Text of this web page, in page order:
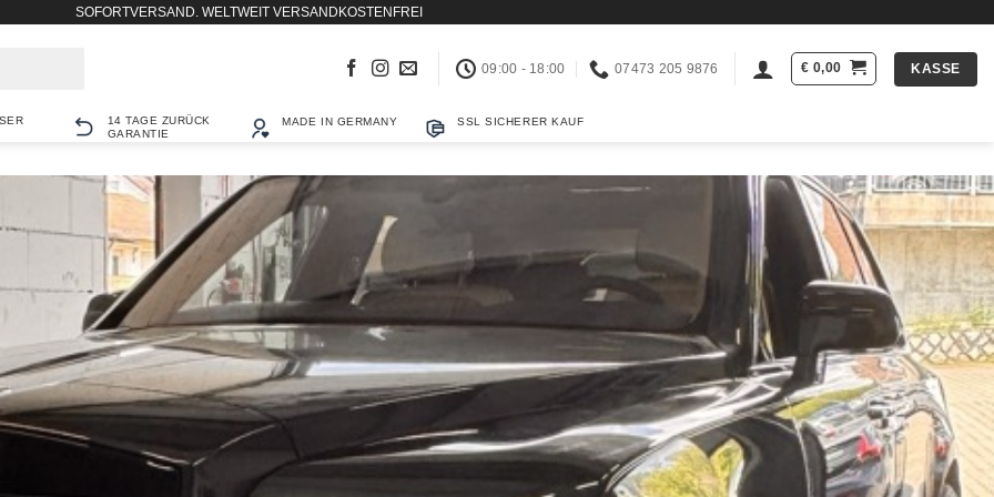
SOFORTVERSAND. WELTWEIT VERSANDKOSTENFREI
09:00 - 18:00 07473 205 9876 € 0,00 KASSE
14 TAGE ZURÜCK
GARANTIE
MADE IN GERMANY SSL SICHERER KAUF